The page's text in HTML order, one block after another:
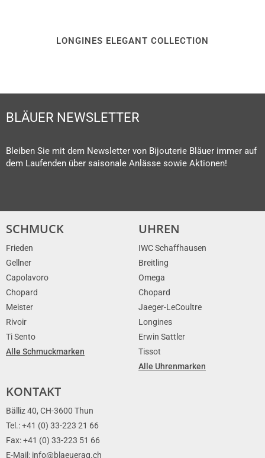
LONGINES ELEGANT COLLECTION
BLÄUER NEWSLETTER
Bleiben Sie mit dem Newsletter von Bijouterie Bläuer immer auf
dem Laufenden über saisonale Anlässe sowie Aktionen!
SCHMUCK
Frieden
Gellner
Capolavoro
Chopard
Meister
Rivoir
Ti Sento
Alle Schmuckmarken
UHREN
IWC Schaffhausen
Breitling
Omega
Chopard
Jaeger-LeCoultre
Longines
Erwin Sattler
Tissot
Alle Uhrenmarken
KONTAKT
Bälliz 40, CH-3600 Thun
Tel.: +41 (0) 33-223 21 66
Fax: +41 (0) 33-223 51 66
E-Mail: info@blaeuerag.ch